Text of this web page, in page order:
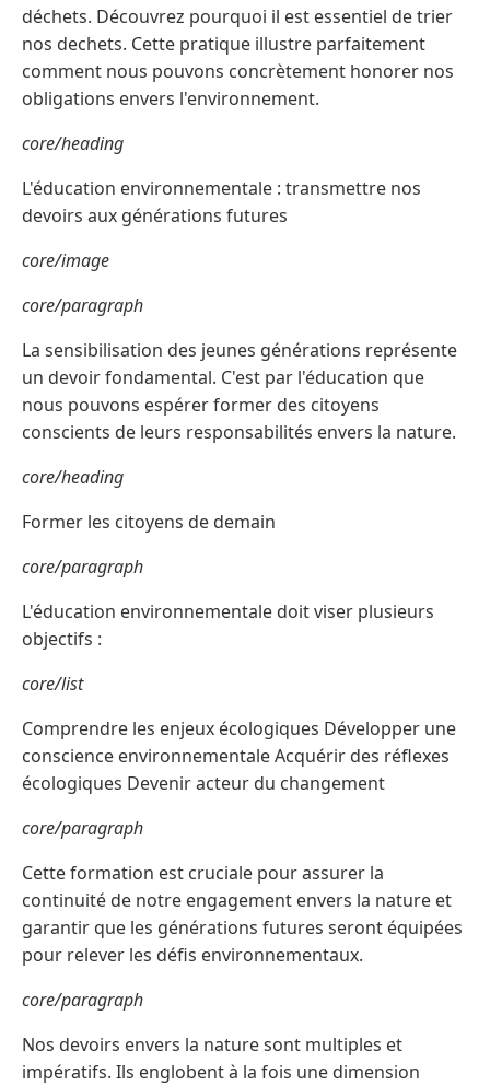
déchets. Découvrez pourquoi il est essentiel de trier
nos dechets. Cette pratique illustre parfaitement
comment nous pouvons concrètement honorer nos
obligations envers l'environnement.
core/heading
L'éducation environnementale : transmettre nos
devoirs aux générations futures
core/image
core/paragraph
La sensibilisation des jeunes générations représente
un devoir fondamental. C'est par l'éducation que
nous pouvons espérer former des citoyens
conscients de leurs responsabilités envers la nature.
core/heading
Former les citoyens de demain
core/paragraph
L'éducation environnementale doit viser plusieurs
objectifs :
core/list
Comprendre les enjeux écologiques Développer une
conscience environnementale Acquérir des réflexes
écologiques Devenir acteur du changement
core/paragraph
Cette formation est cruciale pour assurer la
continuité de notre engagement envers la nature et
garantir que les générations futures seront équipées
pour relever les défis environnementaux.
core/paragraph
Nos devoirs envers la nature sont multiples et
impératifs. Ils englobent à la fois une dimension